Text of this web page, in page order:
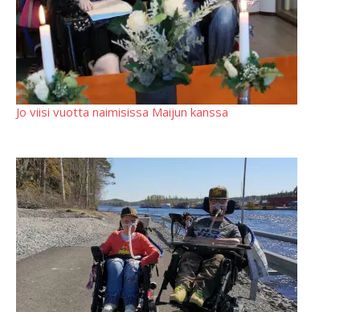
Jo viisi vuotta naimisissa Maijun kanssa